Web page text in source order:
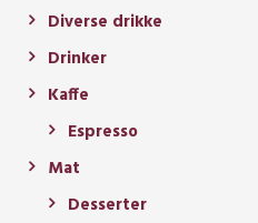
Diverse drikke
Drinker
Kaffe
Espresso
Mat
Desserter